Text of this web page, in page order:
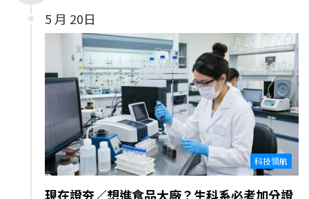
5 月 20日
科技領航
現在證夯／想進食品大廠？生科系必考加分證